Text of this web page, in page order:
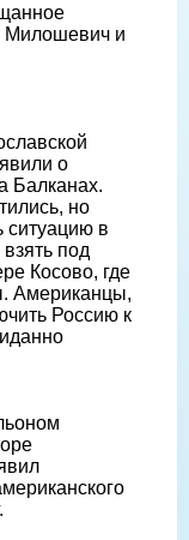
Милошевич и
о
Балканах.
но
ситуацию в
под
Косово, где
Американцы,
Россию к